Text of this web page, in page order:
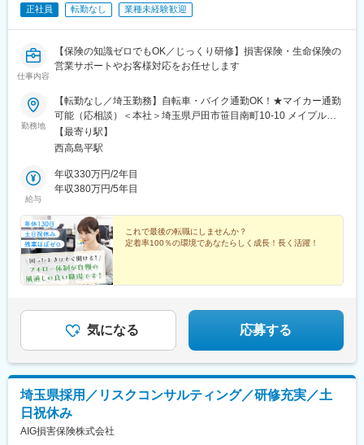
正社員 転勤なし 業種未経験歓迎
仕事内容
【保険の知識ゼロでもOK／じっくり研修】損害保険・生命保険の
営業サポートやお客様対応をお任せします
勤務地
【転勤なし／埼玉勤務】自転車・バイク通勤OK！★マイカー通勤
可能（応相談）＜本社＞埼玉県戸田市笹目南町10-10 メイプルタ
ウンウィズ戸田公園弐番館103号＜アクセス＞JR埼京線「戸田公
園」駅※★戸田公園駅からシャトルバスが出ています※受動喫煙対
【最寄り駅】
西高島平駅
給与
年収330万円/2年目
年収380万円/5年目
これで最後の転職にしませんか？
定着率100％の環境であなたらしく成長！長く活躍！
気になる 応募する
埼玉県採用／リスクコンサルティング／研修充実／土
日祝休み
AIG損害保険株式会社